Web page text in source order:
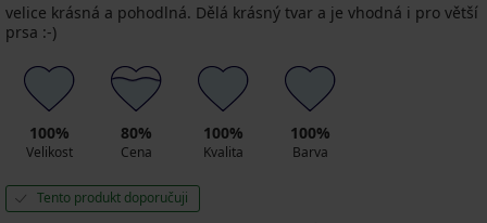
velice krásná a pohodlná. Dělá krásný tvar a je vhodná i pro větší
prsa :-)
100%
Velikost
80%
Cena
100%
Kvalita
100%
Barva
Tento produkt doporučuji